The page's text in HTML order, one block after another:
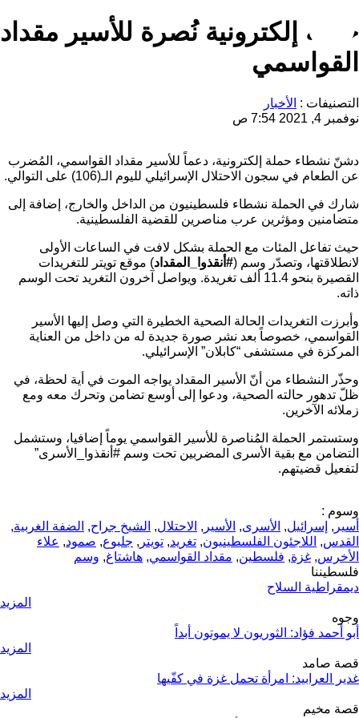
حملة إلكترونية نُصرة للأسير مقداد
القواسمي
التصنيفات : الأخبار
نوفمبر 4, 2021 7:54 ص
دشنّ نشطاء حملة إلكترونية، دعماً للأسير مقداد القواسمي، المُضرب
عن الطعام في سجون الاحتلال الإسرائيلي لليوم الـ(106) على التوالي.
شارك في الحملة نشطاء فلسطينيون من الداخل والخارج، إضافة إلى
متضامنين ومؤثرين عرب مناصرين للقضية الفلسطينية.
حيث تفاعل المئات مع الحملة بشكل لافت في الساعات الأولى
لانطلاقتها، وتصدّر وسم (#أنقذوا_المقداد) موقع تويتر للتغريدات
القصيرة بنحو 11.4 ألف تغريدة. ويواصل آخرون التغريد تحت الوسم
ذاته.
وأبرزت التغريدات الحالة الصحية الخطيرة التي وصل إليها الأسير
القواسمي، خصوصاً بعد نشر صورة جديدة له من داخل من العناية
المركزة في مستشفى “كابلان” الإسرائيلي.
وحذّر النشطاء من أنّ الأسير المقداد يواجه الموت في أية لحظة، في
ظلّ تدهور حالته الصحية، ودعوا إلى أوسع تضامن وتحرك معه ومع
زملائه الآخرين.
وستستمر الحملة المُناصرة للأسير القواسمي يوماً إضافيا، وستشمل
التضامن مع بقية الأسرى المضربين تحت وسم #أنقذوا_الأسرى”
لتفعيل قضيتهم.
وسوم :
أسير , إسرائيل, الأسرى, الأسير , الاحتلال, الشيخ جراح, الضفة الغربية,
القدس, اللاجئون الفلسطينيون, تغريد, تويتر , جلبوع, صمود, علاء
الأخرس, غزة, فلسطين, مقداد القواسمي, هاشتاغ, وسم
فلسطيننا
ديمقراطية السلاح
المزيد
وجوه
أبو أحمد فؤاد: الثوريون لا يموتون أبداً
المزيد
قصة صامد
غدير العرابيد: امرأة تحمل غزة في كفّيها
المزيد
قصة مخيم